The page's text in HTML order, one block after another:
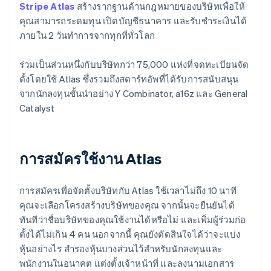
Stripe Atlas สร้างรากฐานด้านกฎหมายของบริษัทเพื่อให้
คุณสามารถระดมทุน เปิดบัญชีธนาคาร และรับชำระเงินได้
ภายใน 2 วันทำการจากทุกที่ทั่วโลก
ร่วมเป็นส่วนหนึ่งกับบริษัทกว่า 75,000 แห่งที่จดทะเบียนจัด
ตั้งโดยใช้ Atlas ซึ่งรวมถึงสตาร์ทอัพที่ได้รับการสนับสนุน
จากนักลงทุนชั้นนำอย่าง Y Combinator, a16z และ General
Catalyst
การสมัครใช้งาน Atlas
การสมัครเพื่อจัดตั้งบริษัทกับ Atlas ใช้เวลาไม่ถึง 10 นาที
คุณจะเลือกโครงสร้างบริษัทของคุณ จากนั้นจะยืนยันได้
ทันทีว่าชื่อบริษัทของคุณใช้งานได้หรือไม่ และเพิ่มผู้ร่วมก่อ
ตั้งได้ไม่เกิน 4 คน นอกจากนี้ คุณยังตัดสินใจได้ว่าจะแบ่ง
หุ้นอย่างไร สำรองหุ้นบางส่วนไว้สำหรับนักลงทุนและ
พนักงานในอนาคต แต่งตั้งเจ้าหน้าที่ และลงนามเอกสาร